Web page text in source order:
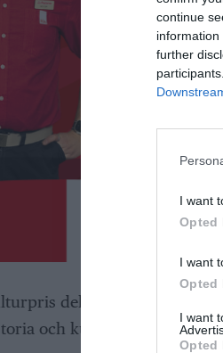
continue
further
I want
Opted
I want
Opted
I want
Opted
delas ut årligen till
och kultur. Priset består